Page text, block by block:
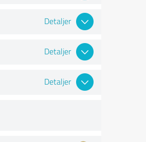
Detaljer
Detaljer
Detaljer